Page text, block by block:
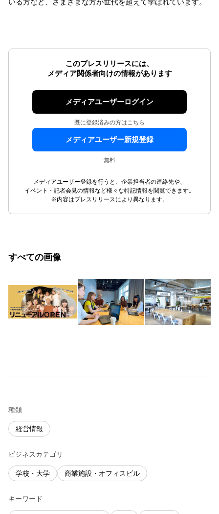
いる方など、さまざまな方が世代を超えて学ばれています。
このプレスリリースには、
メディア関係者向けの情報があります
メディアユーザーログイン
既に登録済みの方はこちら
メディアユーザー新規登録
無料
メディアユーザー登録を行うと、企業担当者の連絡先や、
イベント・記者会見の情報など様々な特記情報を閲覧できます。
※内容はプレスリリースにより異なります。
すべての画像
種類
経営情報
ビジネスカテゴリ
学校・大学 商業施設・オフィスビル
キーワード